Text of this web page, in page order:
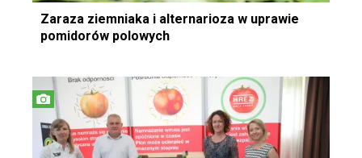
Zaraza ziemniaka i alternarioza w uprawie
pomidorów polowych